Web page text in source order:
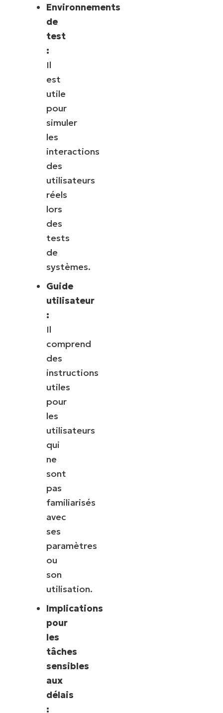
Environnements
de
test
:
Il
est
utile
pour
simuler
les
interactions
des
utilisateurs
réels
lors
des
tests
de
systèmes.
Guide
utilisateur
:
Il
comprend
des
instructions
utiles
pour
les
utilisateurs
qui
ne
sont
pas
familiarisés
avec
ses
paramètres
ou
son
utilisation.
Implications
pour
les
tâches
sensibles
aux
délais
: